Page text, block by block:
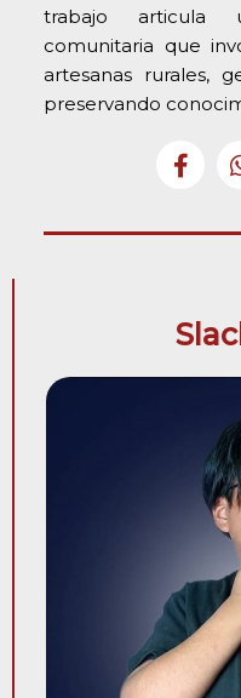
trabajo articula
comunitaria que
artesanas rurales,
preservando